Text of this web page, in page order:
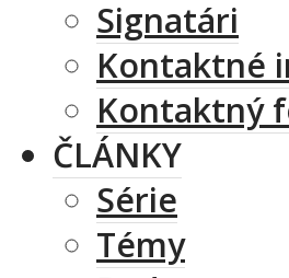
Signatári
Kontaktné
Kontaktný
ČLÁNKY
Série
Témy